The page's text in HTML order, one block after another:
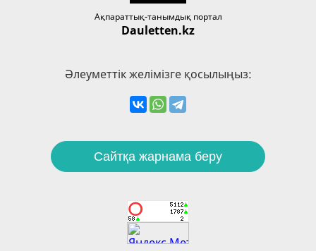
Ақпараттық-танымдық портал
Dauletten.kz
Әлеуметтік желімізге қосылыңыз:
Сайтқа жарнама беру